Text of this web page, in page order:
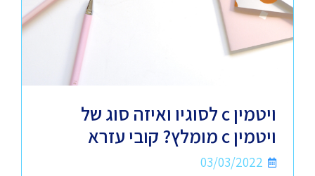
ויטמין c לסוגיו ואיזה סוג של
ויטמין c מומלץ? קובי עזרא
03/03/2022